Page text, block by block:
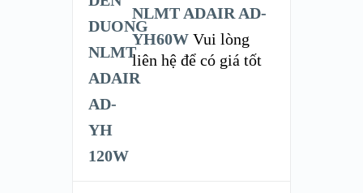
NLMT ADAIR AD-
YH60W Vui lòng
liên hệ để có giá tốt